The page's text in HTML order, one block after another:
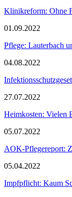
Klinikreform: Ohne
01.09.2022
Pflege: Lauterbach
04.08.2022
27.07.2022
Heimkosten: Vielen
05.07.2022
AOK-Pflegereport:
05.04.2022
Impfpflicht: Kaum